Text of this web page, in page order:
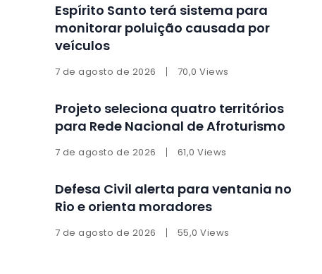
Espírito Santo terá sistema para
monitorar poluição causada por
veículos
7 de agosto de 2026 70,0 Views
Projeto seleciona quatro territórios
para Rede Nacional de Afroturismo
7 de agosto de 2026 61,0 Views
Defesa Civil alerta para ventania no
Rio e orienta moradores
7 de agosto de 2026 55,0 Views